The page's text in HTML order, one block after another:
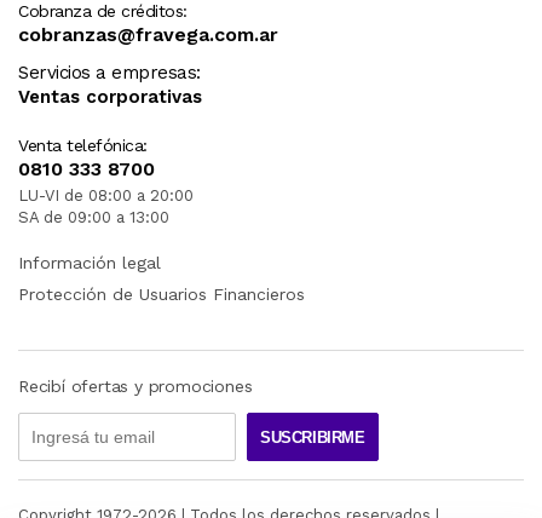
Cobranza de créditos:
cobranzas@fravega.com.ar
Servicios a empresas:
Ventas corporativas
Venta telefónica:
0810 333 8700
LU-VI de 08:00 a 20:00
SA de 09:00 a 13:00
Información legal
Protección de Usuarios Financieros
Recibí ofertas y promociones
SUSCRIBIRME